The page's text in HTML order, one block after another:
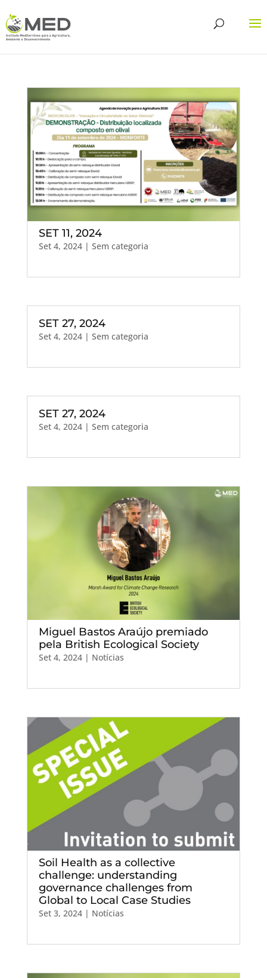
SET 11, 2024
Set 4, 2024| Sem categoria
SET 27, 2024
Set 4, 2024| Sem categoria
SET 27, 2024
Set 4, 2024| Sem categoria
Miguel Bastos Araújo premiado
pela British Ecological Society
Set 4, 2024| Notícias
Soil Health as a collective
challenge: understanding
governance challenges from
Global to Local Case Studies
Set 3, 2024| Notícias